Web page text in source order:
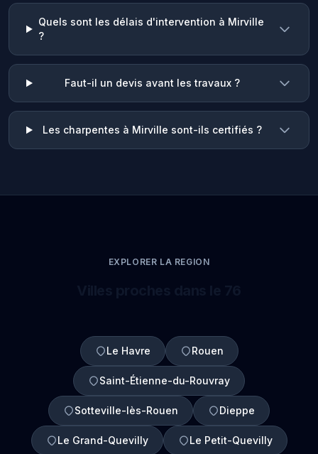
Quels sont les délais d'intervention à Mirville
?
Faut-il un devis avant les travaux ?
Les charpentes à Mirville sont-ils certifiés ?
EXPLORER LA REGION
Le Havre Rouen
Saint-Étienne-du-Rouvray
Sotteville-lès-Rouen Dieppe
Le Grand-Quevilly Le Petit-Quevilly